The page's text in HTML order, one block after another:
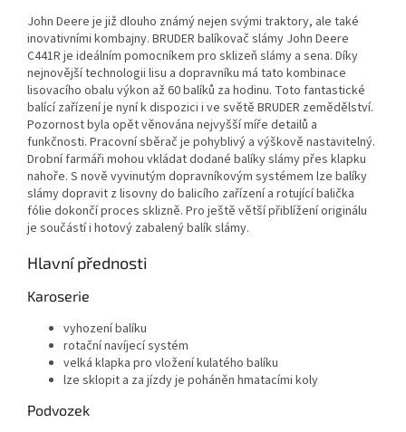
John Deere je již dlouho známý nejen svými traktory, ale také
inovativními kombajny. BRUDER balíkovač slámy John Deere
C441R je ideálním pomocníkem pro sklizeň slámy a sena. Díky
nejnovější technologii lisu a dopravníku má tato kombinace
lisovacího obalu výkon až 60 balíků za hodinu. Toto fantastické
balící zařízení je nyní k dispozici i ve světě BRUDER zemědělství.
Pozornost byla opět věnována nejvyšší míře detailů a
funkčnosti. Pracovní sběrač je pohyblivý a výškově nastavitelný.
Drobní farmáři mohou vkládat dodané balíky slámy přes klapku
nahoře. S nově vyvinutým dopravníkovým systémem lze balíky
slámy dopravit z lisovny do balicího zařízení a rotující balička
fólie dokončí proces sklizně. Pro ještě větší přiblížení originálu
je součástí i hotový zabalený balík slámy.
Hlavní přednosti
Karoserie
vyhození balíku
rotační navíjecí systém
velká klapka pro vložení kulatého balíku
lze sklopit a za jízdy je poháněn hmatacími koly
Podvozek